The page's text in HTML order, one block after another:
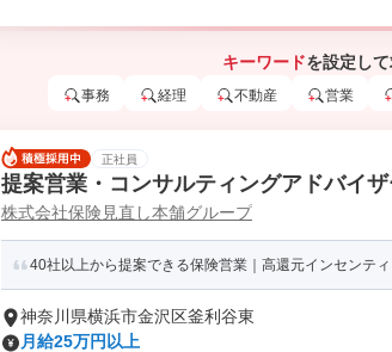
キーワードを設定し
事務 経理 不動産 営業
正社員
提案営業・コンサルティングアドバイ
株式会社保険見直し本舗グループ
40社以上から提案できる保険営業｜高還元インセンテ
神奈川県横浜市金沢区釜利谷東
月給25万円以上